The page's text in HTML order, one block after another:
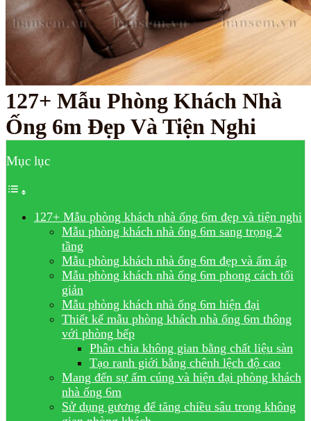
127+ Mẫu Phòng Khách Nhà
Ống 6m Đẹp Và Tiện Nghi
Mục lục
127+ Mẫu phòng khách nhà ống 6m đẹp và tiện nghi
Mẫu phòng khách nhà ống 6m sang trọng 2
tầng
Mẫu phòng khách nhà ống 6m đẹp và ấm áp
Mẫu phòng khách nhà ống 6m phong cách tối
giản
Mẫu phòng khách nhà ống 6m hiện đại
Thiết kế mẫu phòng khách nhà ống 6m thông
với phòng bếp
Phân chia không gian bằng chất liệu sàn
Tạo ranh giới bằng chênh lệch độ cao
Mang đến sự ấm cúng và hiện đại phòng khách
nhà ống 6m
Sử dụng gương để tăng chiều sâu trong không